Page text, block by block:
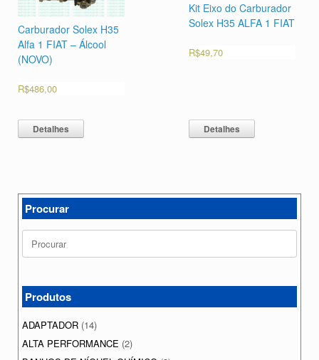
Carburador Solex H35
Alfa 1 FIAT – Álcool
(NOVO)
R$486,00
Detalhes
Kit Eixo do Carburador
Solex H35 ALFA 1 FIAT
R$49,70
Detalhes
Procurar
Search
for:
Produtos
ADAPTADOR (14)
ALTA PERFORMANCE (2)